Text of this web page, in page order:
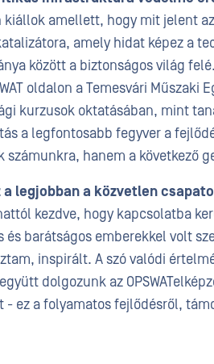
kiállok amellett, hogy mit jelent
amely hidat képez a
között a biztonságos világ
oldalon a Temesvári
kurzusok oktatásában, mint
a legfontosabb fegyver a
számunkra, hanem a következő
a legjobban a közvetlen
kezdve, hogy kapcsolatba
és barátságos emberekkel volt
inspirált. A szó valódi
dolgozunk az
- ez a folyamatos fejlődésről,